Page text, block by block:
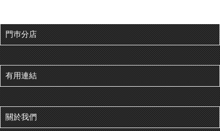
門巿分店
有用連結
關於我們